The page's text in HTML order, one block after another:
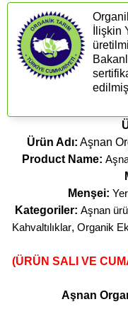
edilmiş
Ürün Adı: Aşnan
Product Name:
Menşei:
Kategoriler: Aşnan
Kahvaltılıklar, Organik
(ÜRÜN SALI VE
Aşnan